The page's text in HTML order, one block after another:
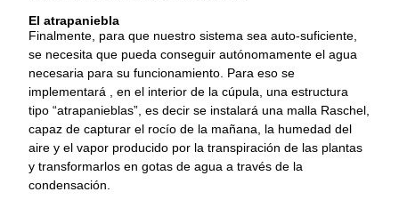
El atrapaniebla
Finalmente, para que nuestro sistema sea auto-suficiente,
se necesita que pueda conseguir autónomamente el agua
necesaria para su funcionamiento. Para eso se
implementará , en el interior de la cúpula, una estructura
tipo “atrapanieblas”, es decir se instalará una malla Raschel,
capaz de capturar el rocío de la mañana, la humedad del
aire y el vapor producido por la transpiración de las plantas
y transformarlos en gotas de agua a través de la
condensación.